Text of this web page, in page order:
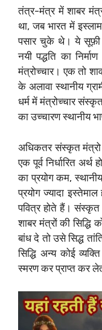
तंत्र-मंत्र में शाबर
था, जब भारत में
पसार चुके थे। ये सूफ़ी
नयी पद्धति का
मंत्रोच्चार। एक तो
के अलावा स्थानीय
धर्म में मंत्रोच्चार
का उच्चारण स्थानीय
अधिकतर संस्कृत मंत्रो
एक पूर्व निर्धारित
का प्रयोग कम, स्थानीय
प्रयोग ज्यादा
पवित्र होते हैं। संस्कृत
शाबर मंत्रों की सिद्धि
बांध दे तो उसे सिद्ध
सिद्धि अन्य कोई
स्मरण कर प्राप्त कर